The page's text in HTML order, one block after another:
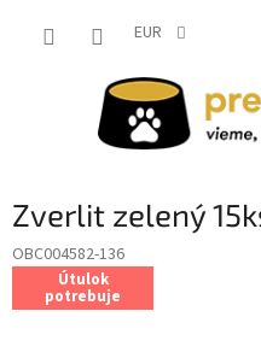
EUR
Zverlit zelený
OBC004582-136
Útulok
potrebuje